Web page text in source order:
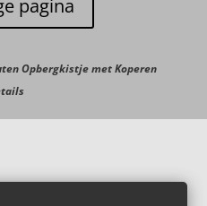
Opbergkistje met Koperen